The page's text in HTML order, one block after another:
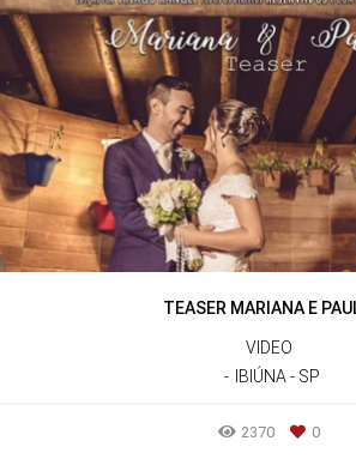
TEASER MARIANA E
VIDEO
IBIÚNA - SP
2370 0